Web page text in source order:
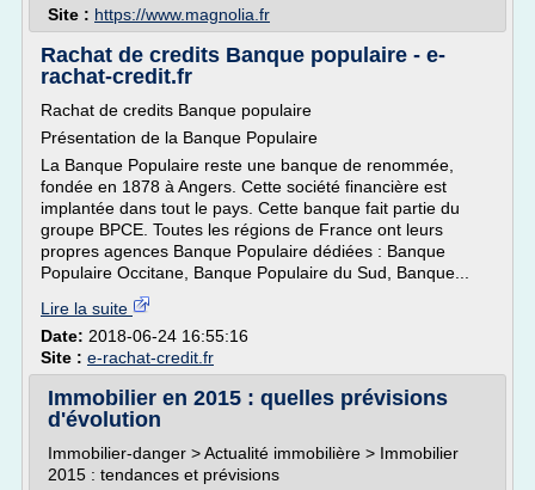
Site : https://www.magnolia.fr
Rachat de credits Banque populaire - e-
rachat-credit.fr
Rachat de credits Banque populaire
Présentation de la Banque Populaire
La Banque Populaire reste une banque de renommée,
fondée en 1878 à Angers. Cette société financière est
implantée dans tout le pays. Cette banque fait partie du
groupe BPCE. Toutes les régions de France ont leurs
propres agences Banque Populaire dédiées : Banque
Populaire Occitane, Banque Populaire du Sud, Banque...
Lire la suite
Date: 2018-06-24 16:55:16
Site : e-rachat-credit.fr
Immobilier en 2015 : quelles prévisions
d'évolution
Immobilier-danger > Actualité immobilière > Immobilier
2015 : tendances et prévisions